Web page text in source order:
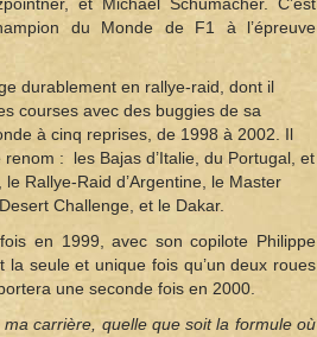
du Monde de F1 à l’épreuve
durablement en rallye-raid, dont il
courses avec des buggies de sa
à cinq reprises, de 1998 à 2002. Il
: les Bajas d’Italie, du Portugal, et
Rallye-Raid d’Argentine, le Master
Challenge, et le Dakar.
en 1999, avec son copilote Philippe
la seule et unique fois qu’un deux roues
une seconde fois en 2000.
carrière, quelle que soit la formule où